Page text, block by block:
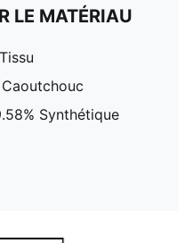
LE MATÉRIAU
Caoutchouc
Synthétique